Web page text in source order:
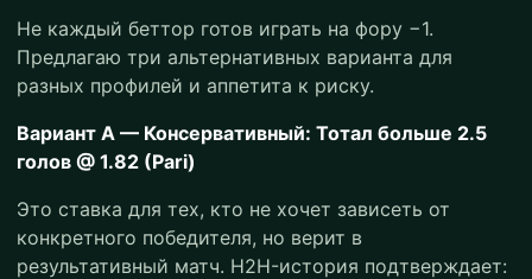
Не каждый беттор готов играть на фору −1.
Предлагаю три альтернативных варианта для
разных профилей и аппетита к риску.
Вариант А — Консервативный: Тотал больше 2.5
голов @ 1.82 (Pari)
Это ставка для тех, кто не хочет зависеть от
конкретного победителя, но верит в
результативный матч. H2H-история подтверждает: